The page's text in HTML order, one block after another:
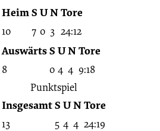
-
1941/1942
(Tschammerpokal
Bremen)
HeimS UNTore
10 7 0 3 24:12
AuswärtsS UNTore
8 0 4 4 9:18
Punktspiel
InsgesamtS UNTore
13 5 4 4 24:19